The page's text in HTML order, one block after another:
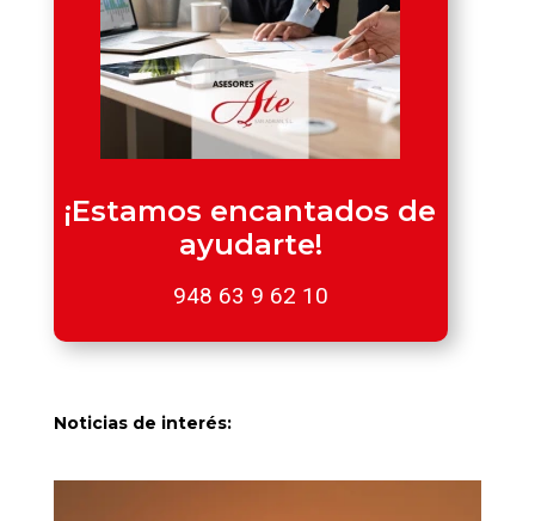
¡Estamos encantados de
ayudarte!
948 63 9 62 10
Noticias de interés: